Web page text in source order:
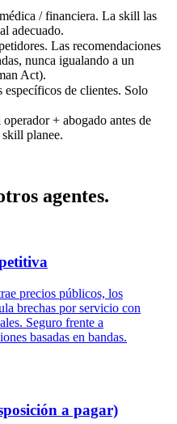
/ financiera. La skill las
adecuado.
Las recomendaciones
nunca igualando a un
Act).
específicos de clientes. Solo
+ abogado antes de
planee.
agentes.
precios públicos, los
brechas por servicio con
Seguro frente a
basadas en bandas.
a pagar)